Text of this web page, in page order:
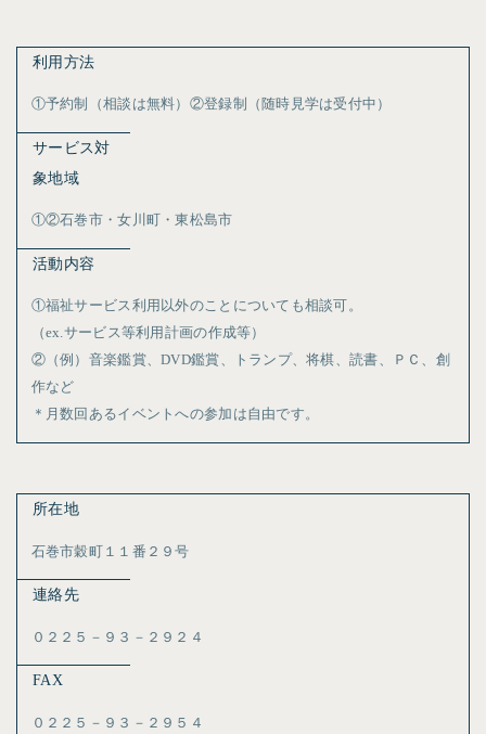
利用方法
①予約制（相談は無料）②登録制（随時見学は受付中）
サービス対
象地域
①②石巻市・女川町・東松島市
活動内容
①福祉サービス利用以外のことについても相談可。
（ex.サービス等利用計画の作成等）
②（例）音楽鑑賞、DVD鑑賞、トランプ、将棋、読書、ＰＣ、創
作など
＊月数回あるイベントへの参加は自由です。
所在地
石巻市穀町１１番２９号
連絡先
０２２５－９３－２９２４
FAX
０２２５－９３－２９５４